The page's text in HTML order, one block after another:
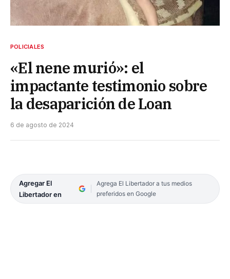
POLICIALES
«El nene murió»: el
impactante testimonio sobre
la desaparición de Loan
6 de agosto de 2024
Agregar El
Libertador en
Agrega El Libertador a tus medios
preferidos en Google